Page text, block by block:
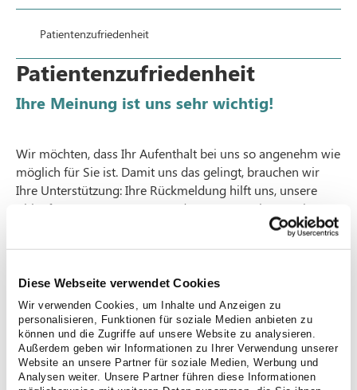
Diese Webseite verwendet Cookies
Wir verwenden Cookies, um Inhalte und Anzeigen zu
personalisieren, Funktionen für soziale Medien anbieten zu
können und die Zugriffe auf unsere Website zu analysieren.
Außerdem geben wir Informationen zu Ihrer Verwendung unserer
Website an unsere Partner für soziale Medien, Werbung und
Analysen weiter. Unsere Partner führen diese Informationen
Patientenzufriedenheit
Patientenzufriedenheit
Ihre Meinung ist uns sehr wichtig!
Wir möchten, dass Ihr Aufenthalt bei uns so angenehm wie
möglich für Sie ist. Damit uns das gelingt, brauchen wir
Ihre Unterstützung: Ihre Rückmeldung hilft uns, unsere
Abläufe, unsere Betreuung und unsere Angebote weiter zu
verbessern. Gerne können uns auch Ihre Angehörigen eine
Patientenbefragung
Mit unserer anonymen Patientenbefragung möchten wir
erfahren, wie Sie Ihren Aufenthalt bei uns erlebt haben.
Ihre Antworten helfen uns, die Qualität unserer Arbeit zu
überprüfen und zu verbessern. Die Teilnahme dauert nur